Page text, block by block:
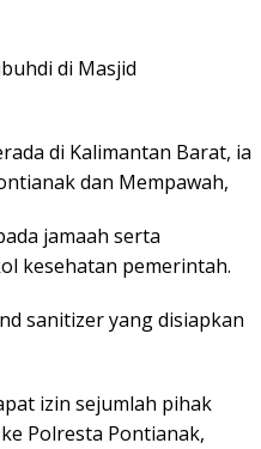
di Masjid
di Kalimantan Barat, ia
dan Mempawah,
jamaah serta
kesehatan pemerintah.
sanitizer yang disiapkan
izin sejumlah pihak
Polresta Pontianak,